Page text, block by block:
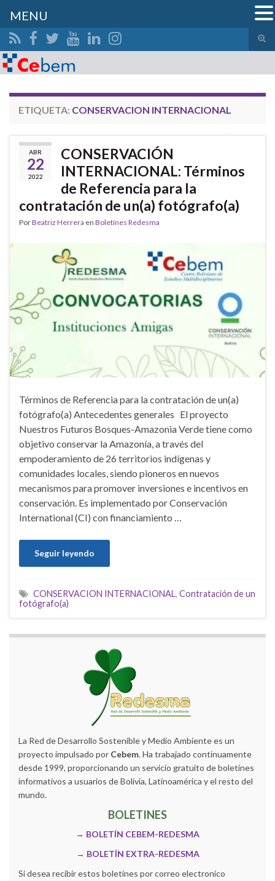
el
Search for:
ETIQUETA: CONSERVACION INTERNACIONAL
ABR
22
2022
CONSERVACIÓN
INTERNACIONAL: Términos
de Referencia para la
contratación de un(a) fotógrafo(a)
PorBeatriz Herrera en Boletínes Redesma
Términos de Referencia para la contratación de un(a)
fotógrafo(a) Antecedentes generales El proyecto
Nuestros Futuros Bosques-Amazonia Verde tiene como
objetivo conservar la Amazonía, a través del
empoderamiento de 26 territorios indígenas y
comunidades locales, siendo pioneros en nuevos
mecanismos para promover inversiones e incentivos en
conservación. Es implementado por Conservación
International (CI) con financiamiento …
Seguir leyendo
CONSERVACION INTERNACIONAL, Contratación de un
fotógrafo(a)
La Red de Desarrollo Sostenible y Medio Ambiente es un
proyecto impulsado por Cebem. Ha trabajado continuamente
desde 1999, proporcionando un servicio gratuito de boletines
informativos a usuarios de Bolivia, Latinoamérica y el resto del
mundo.
BOLETINES
→ BOLETÍN CEBEM-REDESMA
→ BOLETÍN EXTRA-REDESMA
Si desea recibir estos boletines por correo electronico
MENU